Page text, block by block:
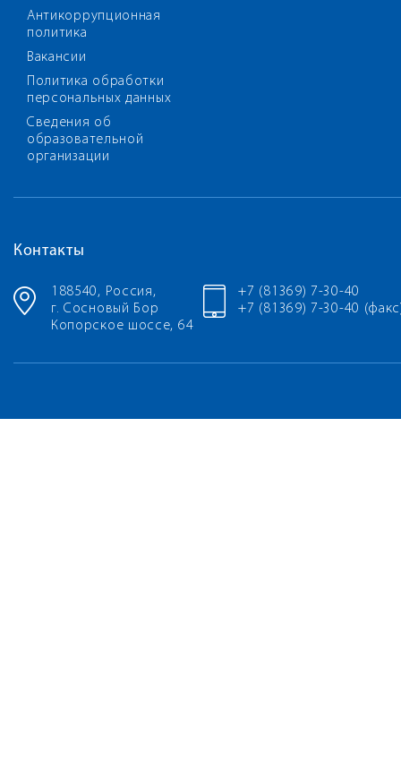
Антикоррупционная
политика
Вакансии
Политика обработки
персональных данных
Сведения об
образовательной
организации
Контакты
188540, Россия,
г. Сосновый Бор
Копорское шоссе, 64
+7 (81369) 7-30-40
+7 (81369) 7-30-40